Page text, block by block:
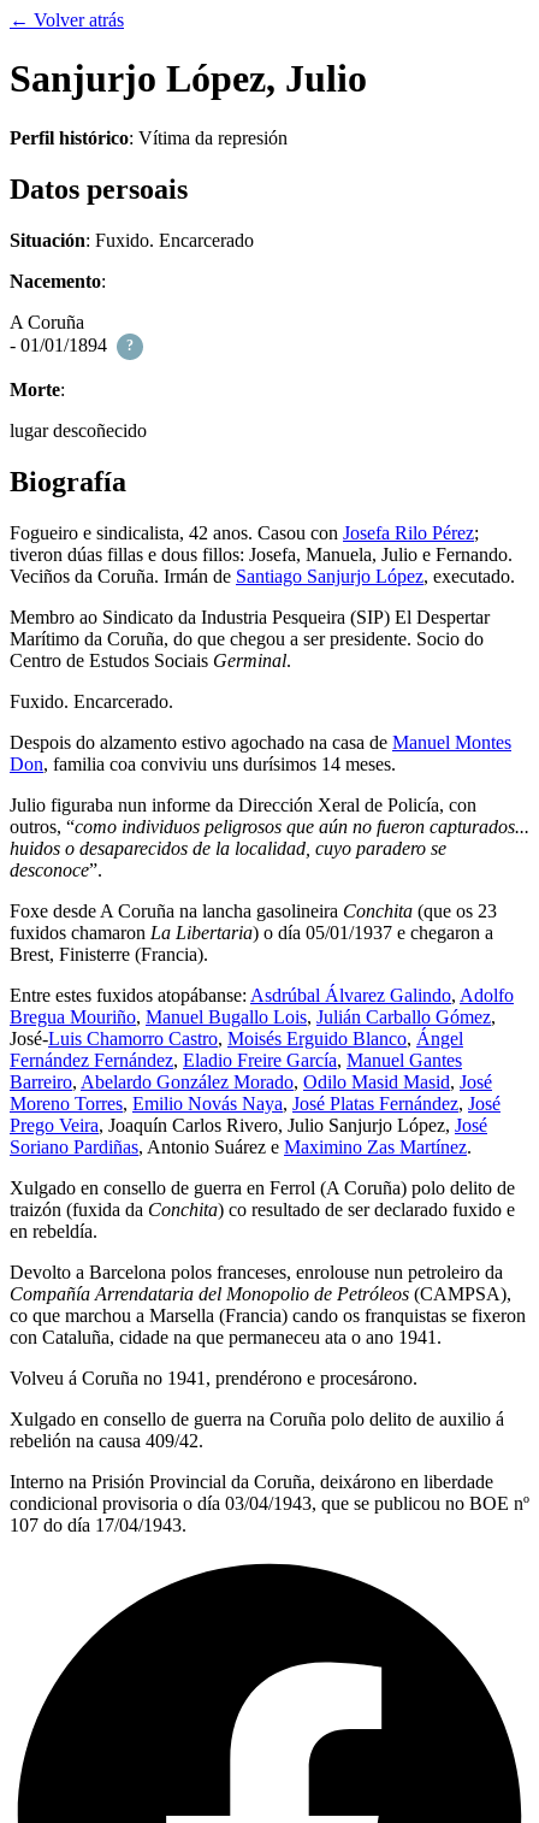
← Volver atrás
Sanjurjo López, Julio
Perfil histórico: Vítima da represión
Datos persoais
Situación: Fuxido. Encarcerado
Nacemento:
A Coruña
- 01/01/1894
?
Morte:
lugar descoñecido
Biografía
Fogueiro e sindicalista, 42 anos. Casou con Josefa Rilo Pérez;
tiveron dúas fillas e dous fillos: Josefa, Manuela, Julio e Fernando.
Veciños da Coruña. Irmán de Santiago Sanjurjo López, executado.
Membro ao Sindicato da Industria Pesqueira (SIP) El Despertar
Marítimo da Coruña, do que chegou a ser presidente. Socio do
Centro de Estudos Sociais Germinal.
Fuxido. Encarcerado.
Despois do alzamento estivo agochado na casa de Manuel Montes
Don, familia coa conviviu uns durísimos 14 meses.
Julio figuraba nun informe da Dirección Xeral de Policía, con
outros, “como individuos peligrosos que aún no fueron capturados...
huidos o desaparecidos de la localidad, cuyo paradero se
desconoce”.
Foxe desde A Coruña na lancha gasolineira Conchita (que os 23
fuxidos chamaron La Libertaria) o día 05/01/1937 e chegaron a
Brest, Finisterre (Francia).
Entre estes fuxidos atopábanse: Asdrúbal Álvarez Galindo, Adolfo
Bregua Mouriño, Manuel Bugallo Lois, Julián Carballo Gómez,
José-Luis Chamorro Castro, Moisés Erguido Blanco, Ángel
Fernández Fernández, Eladio Freire García, Manuel Gantes
Barreiro, Abelardo González Morado, Odilo Masid Masid, José
Moreno Torres, Emilio Novás Naya, José Platas Fernández, José
Prego Veira, Joaquín Carlos Rivero, Julio Sanjurjo López, José
Soriano Pardiñas, Antonio Suárez e Maximino Zas Martínez.
Xulgado en consello de guerra en Ferrol (A Coruña) polo delito de
traizón (fuxida da Conchita) co resultado de ser declarado fuxido e
en rebeldía.
Devolto a Barcelona polos franceses, enrolouse nun petroleiro da
Compañía Arrendataria del Monopolio de Petróleos (CAMPSA),
co que marchou a Marsella (Francia) cando os franquistas se fixeron
con Cataluña, cidade na que permaneceu ata o ano 1941.
Volveu á Coruña no 1941, prendérono e procesárono.
Xulgado en consello de guerra na Coruña polo delito de auxilio á
rebelión na causa 409/42.
Interno na Prisión Provincial da Coruña, deixárono en liberdade
condicional provisoria o día 03/04/1943, que se publicou no BOE nº
107 do día 17/04/1943.